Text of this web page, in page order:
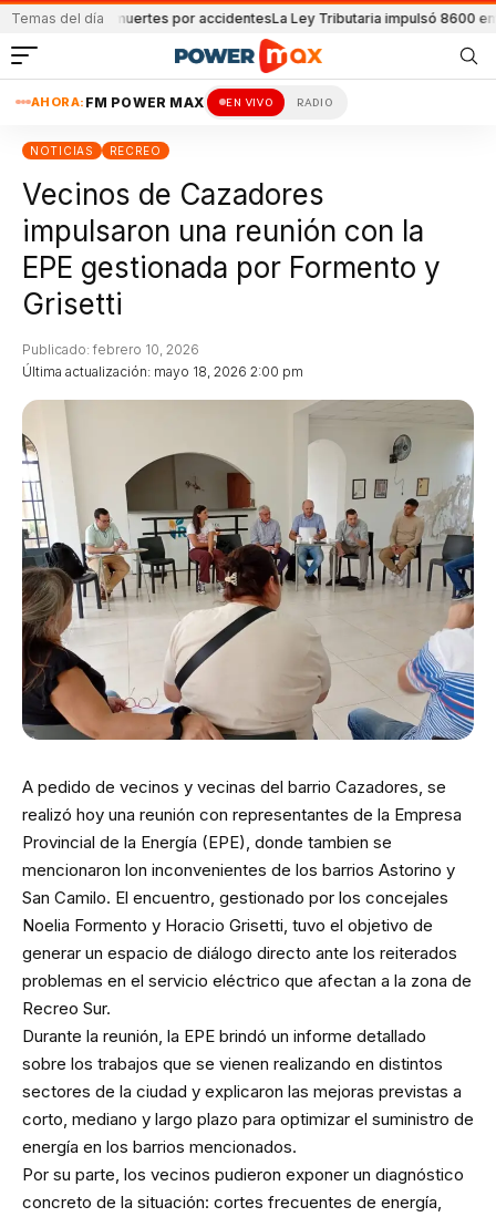
Temas del día
32 muertes por accidentesLa Ley Tributaria impulsó 8600 empleos
AHORA: FM POWER MAX EN VIVO RADIO
NOTICIAS RECREO
Vecinos de Cazadores
impulsaron una reunión con la
EPE gestionada por Formento y
Grisetti
Última actualización: mayo 18, 2026 2:00 pm
Publicado: febrero 10, 2026
A pedido de vecinos y vecinas del barrio Cazadores, se
realizó hoy una reunión con representantes de la Empresa
Provincial de la Energía (EPE), donde tambien se
mencionaron lon inconvenientes de los barrios Astorino y
San Camilo. El encuentro, gestionado por los concejales
Noelia Formento y Horacio Grisetti, tuvo el objetivo de
generar un espacio de diálogo directo ante los reiterados
problemas en el servicio eléctrico que afectan a la zona de
Recreo Sur.
Durante la reunión, la EPE brindó un informe detallado
sobre los trabajos que se vienen realizando en distintos
sectores de la ciudad y explicaron las mejoras previstas a
corto, mediano y largo plazo para optimizar el suministro de
energía en los barrios mencionados.
Por su parte, los vecinos pudieron exponer un diagnóstico
concreto de la situación: cortes frecuentes de energía,